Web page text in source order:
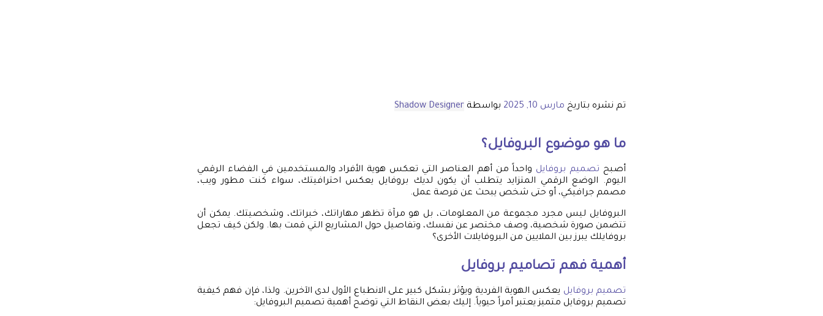
تم نشره بتاريخ مارس 10, 2025 بواسطة Shadow Designer
ما هو موضوع البروفايل؟
أصبح تصميم بروفايل واحداً من أهم العناصر التي تعكس هوية الأفراد والمستخدمين في الفضاء الرقمي
اليوم. الوضع الرقمي المتزايد يتطلب أن يكون لديك بروفايل يعكس احترافيتك، سواء كنت مطور ويب،
مصمم جرافيكي، أو حتى شخص يبحث عن فرصة عمل.
البروفايل ليس مجرد مجموعة من المعلومات، بل هو مرآة تظهر مهاراتك، خبراتك، وشخصيتك. يمكن أن
تتضمن صورة شخصية، وصف مختصر عن نفسك، وتفاصيل حول المشاريع التي قمت بها. ولكن كيف تجعل
بروفايلك يبرز بين الملايين من البروفايلات الأخرى؟
أهمية فهم تصاميم بروفايل
تصميم بروفايل يعكس الهوية الفردية ويؤثر بشكل كبير على الانطباع الأول لدى الآخرين. ولذا، فإن فهم كيفية
تصميم بروفايل متميز يعتبر أمراً حيوياً. إليك بعض النقاط التي توضح أهمية تصميم البروفايل: